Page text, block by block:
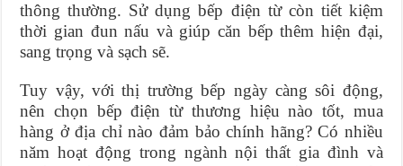
thông thường. Sử dụng bếp điện từ còn tiết kiệm
thời gian đun nấu và giúp căn bếp thêm hiện đại,
sang trọng và sạch sẽ.
Tuy vậy, với thị trường bếp ngày càng sôi động,
nên chọn bếp điện từ thương hiệu nào tốt, mua
hàng ở địa chỉ nào đảm bảo chính hãng? Có nhiều
năm hoạt động trong ngành nội thất gia đình và